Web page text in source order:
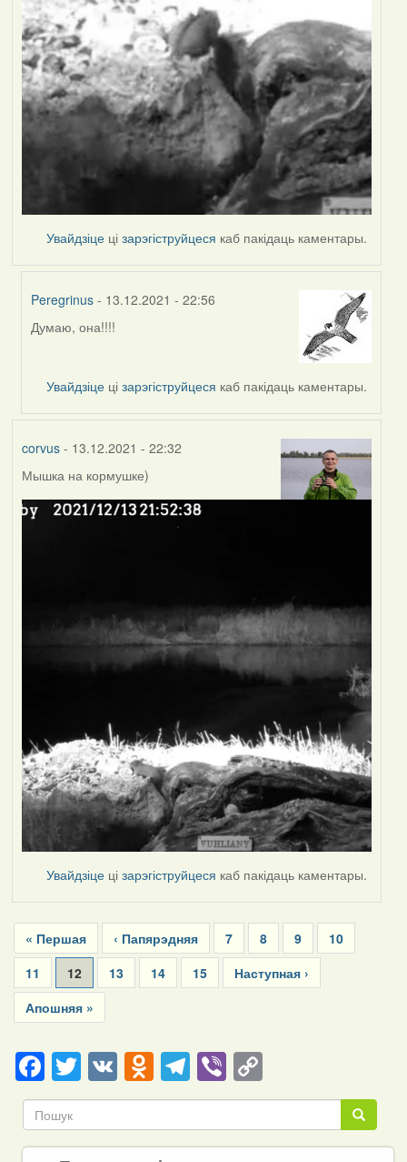
Увайдзіце цізарэгіструйцеся каб пакідаць каментары.
Peregrinus - 13.12.2021 - 22:56
In
corvus
Думаю, она!!!!
Увайдзіце цізарэгіструйцеся каб пакідаць каментары.
corvus- 13.12.2021 - 22:32
Мышка на кормушке)
Увайдзіце цізарэгіструйцеся каб пакідаць каментары.
Pagination
First
page
« Першая
Previous
page
‹ Папярэдняя Page
7 Page
8 Page
9 Page
10
Page
11
Current
page
12 Page
13 Page
14 Page
15
Next
page
Наступная ›
Last
page
Апошняя »
Facebook
Twitter
VKOdnoklassniki
Telegram
ViberCopy
Link Пошук
Пошук